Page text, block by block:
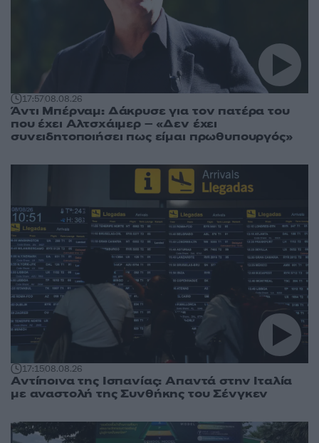
17:5708.08.26
Άντι Μπέρναμ: Δάκρυσε για τον πατέρα του
που έχει Αλτσχάιμερ – «Δεν έχει
συνειδητοποιήσει πως είμαι πρωθυπουργός»
17:1508.08.26
Αντίποινα της Ισπανίας: Απαντά στην Ιταλία
με αναστολή της Συνθήκης του Σένγκεν